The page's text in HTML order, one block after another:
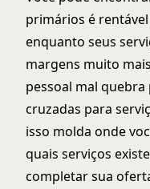
primários é
enquanto seus
margens muito
pessoal mal
cruzadas para
isso molda onde
quais serviços
completar sua